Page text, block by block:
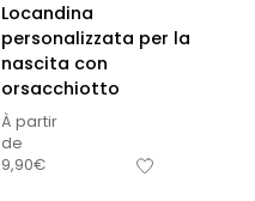
Locandina
personalizzata per la
nascita con
orsacchiotto
À partir
de
9,90€